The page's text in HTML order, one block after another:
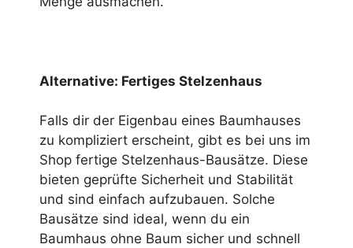
Alternative: Fertiges Stelzenhaus
Falls dir der Eigenbau eines Baumhauses
zu kompliziert erscheint, gibt es bei uns im
Shop fertige Stelzenhaus-Bausätze. Diese
bieten geprüfte Sicherheit und Stabilität
und sind einfach aufzubauen. Solche
Bausätze sind ideal, wenn du ein
Baumhaus ohne Baum sicher und schnell